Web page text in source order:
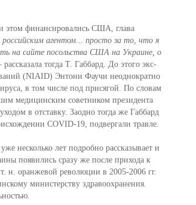
этом финансировались США, глава
российским агентом... просто за то, что я
на сайте посольства США на Украине, о
рассказала тогда Т. Габбард. До этого экс-
(NIAID) Энтони Фаучи неоднократно
в том числе под присягой. По словам
медицинским советником президента
в отставку. Заодно тогда же Габбард
COVID-19, подвергали травле.
несколько лет подробно рассказывает и
появились сразу же после прихода к
н. оранжевой революции в 2005-2006 гг.
министерству здравоохранения.